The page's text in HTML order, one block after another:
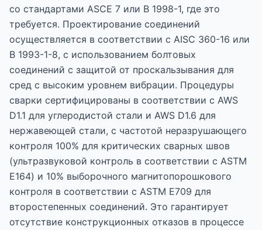
со стандартами ASCE 7 или В 1998-1, где это
требуется. Проектирование соединений
осуществляется в соответствии с AISC 360-16 или
В 1993-1-8, с использованием болтовых
соединений с защитой от проскальзывания для
сред с высоким уровнем вибрации. Процедуры
сварки сертифицированы в соответствии с AWS
D1.1 для углеродистой стали и AWS D1.6 для
нержавеющей стали, с частотой неразрушающего
контроля 100% для критических сварных швов
(ультразвуковой контроль в соответствии с ASTM
E164) и 10% выборочного магнитопорошкового
контроля в соответствии с ASTM E709 для
второстепенных соединений. Это гарантирует
отсутствие конструкционных отказов в процессе